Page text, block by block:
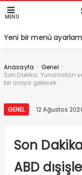
MENÜ
Yeni bir menü
Anasayfa > Genel >
Son Dakika: Yunanistan
bir araya gelecek
GENEL 12 Ağustos
Son
ABD